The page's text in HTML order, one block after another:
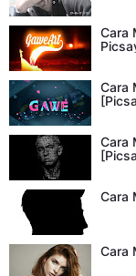
Cara
Cara
Cara
Cara
Cara